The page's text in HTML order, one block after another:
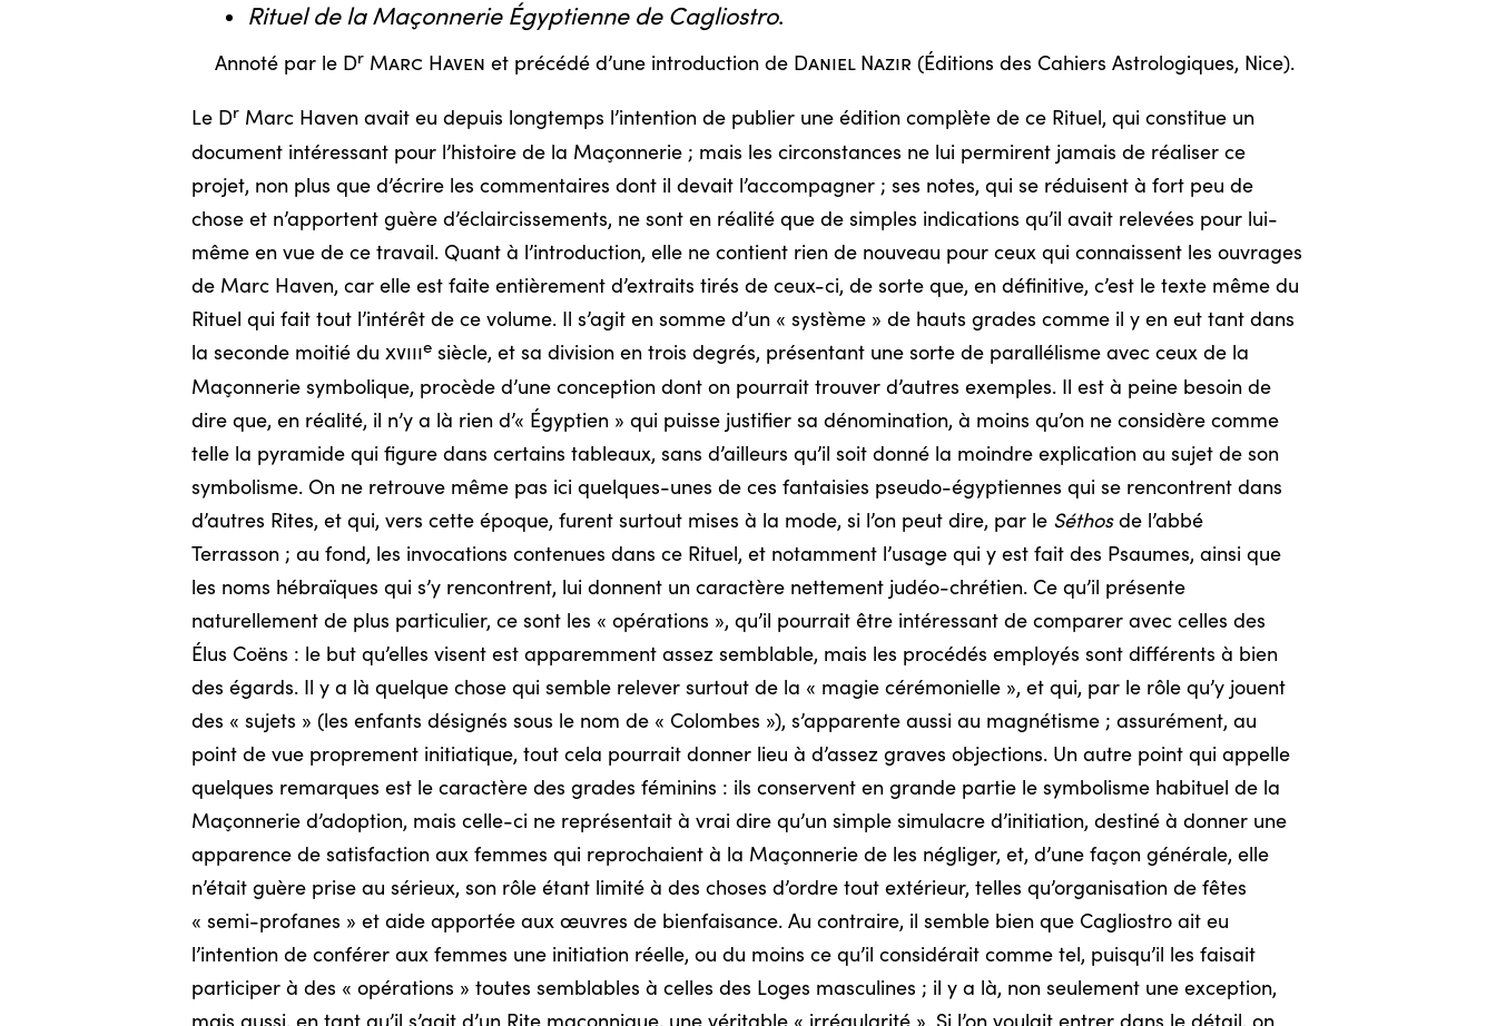
Rituel de la Maçonnerie Égyptienne de Cagliostro.
Annoté par le Dr Marc Haven et précédé d’une introduction de Daniel Nazir (Éditions des Cahiers Astrologiques, Nice).
Le Dr Marc Haven avait eu depuis longtemps l’intention de publier une édition complète de ce Rituel, qui constitue un
document intéressant pour l’histoire de la Maçonnerie ; mais les circonstances ne lui permirent jamais de réaliser ce
projet, non plus que d’écrire les commentaires dont il devait l’accompagner ; ses notes, qui se réduisent à fort peu de
chose et n’apportent guère d’éclaircissements, ne sont en réalité que de simples indications qu’il avait relevées pour lui-
même en vue de ce travail. Quant à l’introduction, elle ne contient rien de nouveau pour ceux qui connaissent les ouvrages
de Marc Haven, car elle est faite entièrement d’extraits tirés de ceux-ci, de sorte que, en définitive, c’est le texte même du
Rituel qui fait tout l’intérêt de ce volume. Il s’agit en somme d’un « système » de hauts grades comme il y en eut tant dans
la seconde moitié du xviiie siècle, et sa division en trois degrés, présentant une sorte de parallélisme avec ceux de la
Maçonnerie symbolique, procède d’une conception dont on pourrait trouver d’autres exemples. Il est à peine besoin de
dire que, en réalité, il n’y a là rien d’« Égyptien » qui puisse justifier sa dénomination, à moins qu’on ne considère comme
telle la pyramide qui figure dans certains tableaux, sans d’ailleurs qu’il soit donné la moindre explication au sujet de son
symbolisme. On ne retrouve même pas ici quelques-unes de ces fantaisies pseudo-égyptiennes qui se rencontrent dans
d’autres Rites, et qui, vers cette époque, furent surtout mises à la mode, si l’on peut dire, par le Séthosde l’abbé
Terrasson ; au fond, les invocations contenues dans ce Rituel, et notamment l’usage qui y est fait des Psaumes, ainsi que
les noms hébraïques qui s’y rencontrent, lui donnent un caractère nettement judéo-chrétien. Ce qu’il présente
naturellement de plus particulier, ce sont les « opérations », qu’il pourrait être intéressant de comparer avec celles des
Élus Coëns : le but qu’elles visent est apparemment assez semblable, mais les procédés employés sont différents à bien
des égards. Il y a là quelque chose qui semble relever surtout de la « magie cérémonielle », et qui, par le rôle qu’y jouent
des « sujets » (les enfants désignés sous le nom de « Colombes »), s’apparente aussi au magnétisme ; assurément, au
point de vue proprement initiatique, tout cela pourrait donner lieu à d’assez graves objections. Un autre point qui appelle
quelques remarques est le caractère des grades féminins : ils conservent en grande partie le symbolisme habituel de la
Maçonnerie d’adoption, mais celle-ci ne représentait à vrai dire qu’un simple simulacre d’initiation, destiné à donner une
apparence de satisfaction aux femmes qui reprochaient à la Maçonnerie de les négliger, et, d’une façon générale, elle
n’était guère prise au sérieux, son rôle étant limité à des choses d’ordre tout extérieur, telles qu’organisation de fêtes
« semi-profanes » et aide apportée aux œuvres de bienfaisance. Au contraire, il semble bien que Cagliostro ait eu
l’intention de conférer aux femmes une initiation réelle, ou du moins ce qu’il considérait comme tel, puisqu’il les faisait
participer à des « opérations » toutes semblables à celles des Loges masculines ; il y a là, non seulement une exception,